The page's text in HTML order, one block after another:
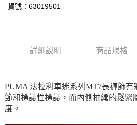
付款後全家取貨
每筆NT$100，滿NT$1,800(含以上)免運費
每筆NT$150，滿NT$1,800(含以上)免運
宅配貨到付款(離島恕不配送)
每筆NT$180
貨號：63019501
詳細說明 商品規格
PUMA 法拉利車迷系列MT7長褲飾有
節和標誌性標誌，而內側抽繩的鬆緊
度。